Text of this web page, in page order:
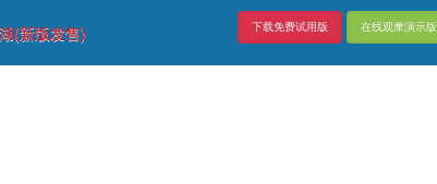
(新版发售) 下载免费试用版 在线观摩演示版